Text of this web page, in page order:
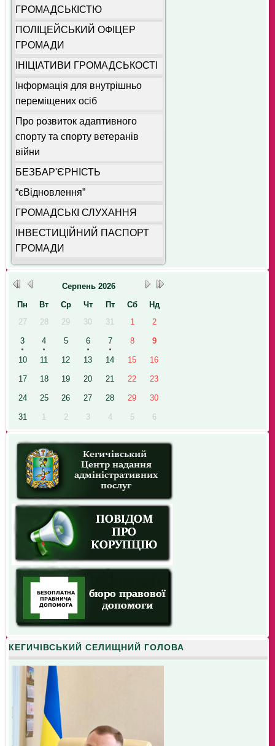
ГРОМАДСЬКІСТЮ
ПОЛІЦЕЙСЬКИЙ ОФІЦЕР
ГРОМАДИ
ІНІЦІАТИВИ ГРОМАДСЬКОСТІ
Інформація для внутрішньо
переміщених осіб
Про розвиток адаптивного
спорту та спорту ветеранів
війни
БЕЗБАР'ЄРНІСТЬ
“єВідновлення”
ГРОМАДСЬКІ СЛУХАННЯ
ІНВЕСТИЦІЙНИЙ ПАСПОРТ
ГРОМАДИ
Серпень 2026
Пн
Вт Ср Чт Пт Сб
Нд
27
28 29 30 31 1 2
3 4 5 6 7 8 9
10 11 12 13 14 15 16
17 18 19 20 21 22 23
24 25 26 27 28 29 30
31 1 2 3 4 5 6
КЕГИЧІВСЬКИЙ СЕЛИЩНИЙ ГОЛОВА